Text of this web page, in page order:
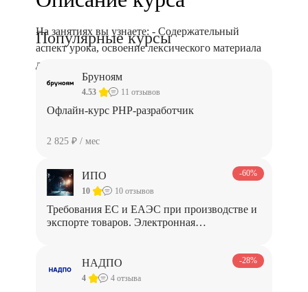
Популярные курсы
Бруноям
4.53 11 отзывов
Офлайн-курс PHP-разработчик
2 825 ₽ / мес
ИПО
10 10 отзывов
Требования ЕС и ЕАЭС при производстве и
экспорте товаров. Электронная
-60%
НАДПО
4 4 отзыва
-28%
На занятиях вы узнаете: - Содержательный
аспект урока, освоение лексического материала
для продуктивных целей; - Методики обучения
аудированию, чтению и говорению, примеры
заданий, трудности и особенности; - Средства
обучения, страноведения и межкультурной
Программа курса
Программа трудоустройства: